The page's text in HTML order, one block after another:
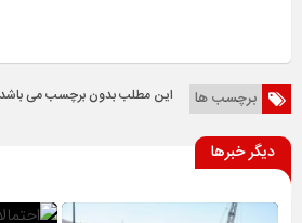
برچسب ها این مطلب بدون برچسب می
دیگر خبرها